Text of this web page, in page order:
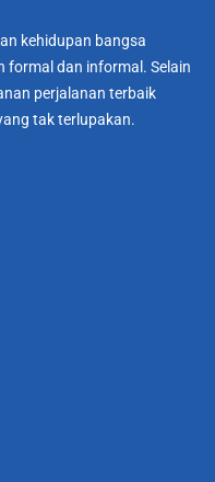
kehidupan bangsa
formal dan informal. Selain
perjalanan terbaik
tak terlupakan.